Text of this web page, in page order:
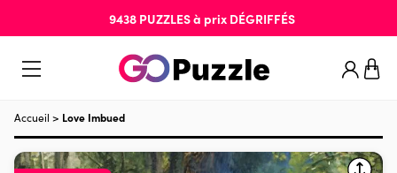
9438 PUZZLESà prix DÉGRIFFÉS
Accueil > Love Imbued